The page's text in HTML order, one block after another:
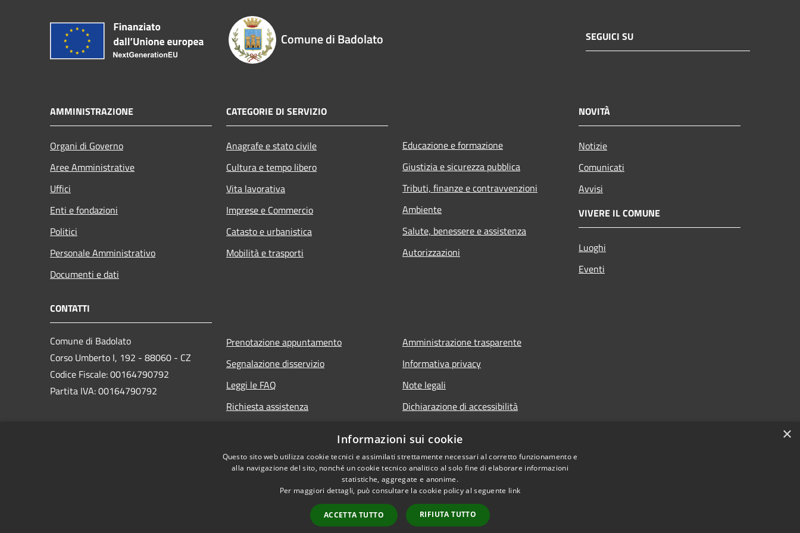
Comune di Badolato SEGUICI SU
AMMINISTRAZIONE
Organi di Governo
Aree Amministrative
Uffici
Enti e fondazioni
Politici
Personale Amministrativo
Documenti e dati
CATEGORIE DI SERVIZIO
Anagrafe e stato civile
Cultura e tempo libero
Vita lavorativa
Imprese e Commercio
Catasto e urbanistica
Mobilità e trasporti
Educazione e formazione
Giustizia e sicurezza pubblica
Tributi, finanze e contravvenzioni
Ambiente
Salute, benessere e assistenza
Autorizzazioni
NOVITÀ
Notizie
Comunicati
Avvisi
VIVERE IL COMUNE
Luoghi
Eventi
CONTATTI
Comune di Badolato
Corso Umberto I, 192 - 88060 - CZ
Codice Fiscale: 00164790792
Partita IVA: 00164790792
amministrativo.comunebadolato@asmepec.it
Prenotazione appuntamento
Segnalazione disservizio
Leggi le FAQ
Richiesta assistenza
Amministrazione trasparente
Informativa privacy
Note legali
Dichiarazione di accessibilità
×
Informazioni sui cookie
Questo sito web utilizza cookie tecnici e assimilati strettamente necessari al corretto funzionamento e
alla navigazione del sito, nonché un cookie tecnico analitico al solo fine di elaborare informazioni
statistiche, aggregate e anonime.
Per maggiori dettagli, può consultare la cookie policy al seguente link
ACCETTA TUTTO RIFIUTA TUTTO